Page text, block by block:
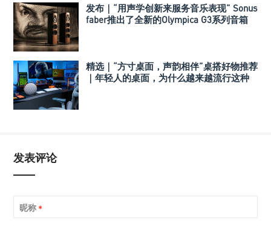
发布｜“用声学创新来服务音乐表现” Sonus
faber推出了全新的Olympica G3系列音箱
精选｜“方寸桌面，声韵相伴”桌搭好物推荐
｜年轻人的桌面，为什么越来越流行这种
发表评论
昵称 *